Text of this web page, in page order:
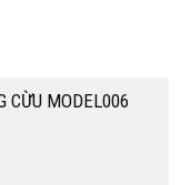
CỪU MODEL006